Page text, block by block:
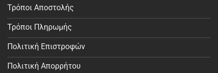
Τρόποι Αποστολής
Τρόποι Πληρωμής
Πολιτική Επιστροφών
Πολιτική Απορρήτου